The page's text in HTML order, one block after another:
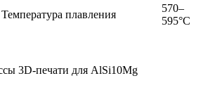
Температура плавления
570–
595°C
3D-печати для AlSi10Mg